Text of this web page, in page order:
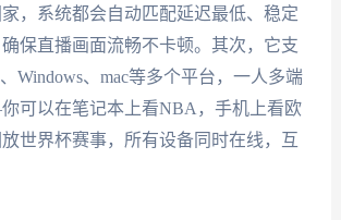
，系统都会自动匹配延迟最低、稳定
保直播画面流畅不卡顿。其次，它支
Windows、mac等多个平台，一人多端
可以在笔记本上看NBA，手机上看欧
世界杯赛事，所有设备同时在线，互